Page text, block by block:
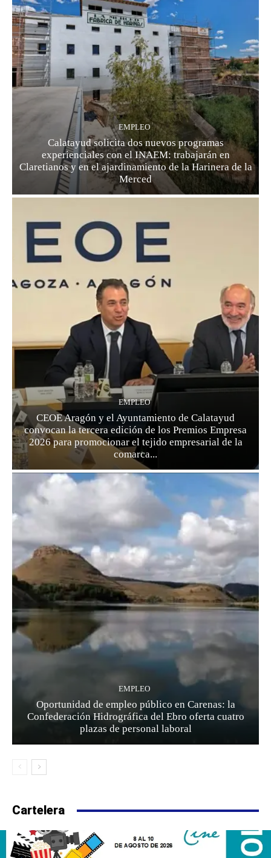
EMPLEO
Calatayud solicita dos nuevos programas
experienciales con el INAEM: trabajarán en
Claretianos y en el ajardinamiento de la Harinera de la
Merced
EMPLEO
CEOE Aragón y el Ayuntamiento de Calatayud
convocan la tercera edición de los Premios Empresa
2026 para promocionar el tejido empresarial de la
comarca...
EMPLEO
Oportunidad de empleo público en Carenas: la
Confederación Hidrográfica del Ebro oferta cuatro
plazas de personal laboral
Cartelera